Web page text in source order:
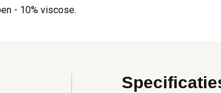
- 10% viscose.